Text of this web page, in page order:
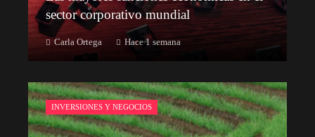
sector corporativo mundial
Carla Ortega Hace 1 semana
INVERSIONES Y NEGOCIOS